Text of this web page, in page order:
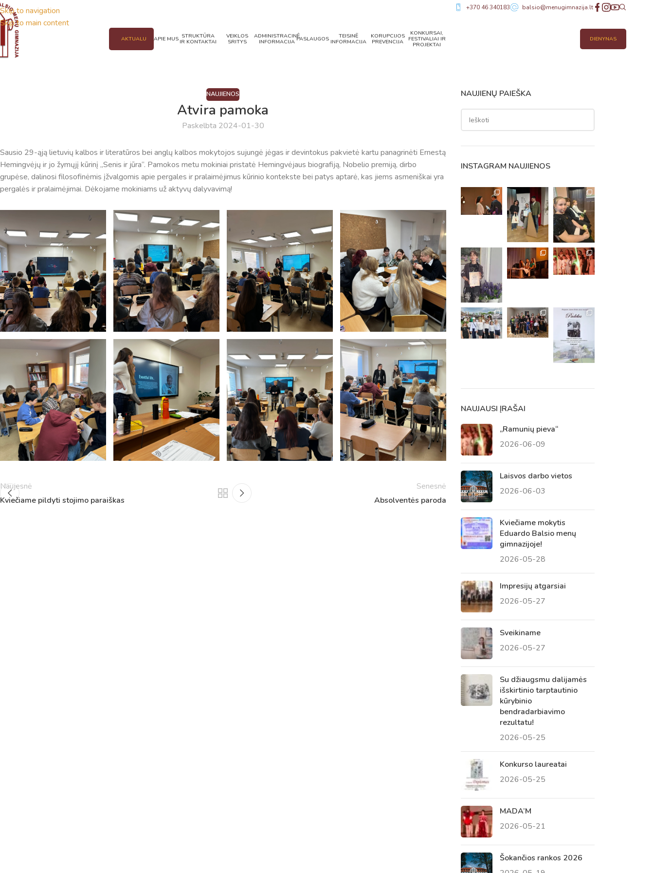
Skip to navigation
Skip to main content
+370 46 340183 balsio@menugimnazija.lt
AKTUALU
Pamokų laikas
Pamoka Pradžia
Pabaiga
1
8:00
8:45
2
8:55
9:40
3
9:50
10:35
4
10:50
11:35
5
11:55
13:00
13:45
Tvarkaraščiai
Bendrojo ugdymo pamokų tvarkaraštis 2025-2026 m. m.
Pradinių klasių pamokų tvarkaraštis 2025-2026 m. m.
Atostogos
2025 - 2026 mokslo metų atostogos
Netradicinio ugdymo dienos, atvirų durų dienos, tėvų susirinkimai
2025 - 2026 mokslo metų netradicinio ugdymo dienos, atvirų durų dienos, tėvų
Veiklos ir renginių planas
2025 - 2026 mokslo metų veiklos ir enginių planas
APIE MUS STRUKTŪRA
IR KONTAKTAI
VEIKLOS
SRITYS
ADMINISTRACINĖ
INFORMACIJA PASLAUGOS
TEISINĖ
INFORMACIJA
KORUPCIJOS
PREVENCIJA
KONKURSAI,
FESTIVALIAI IR
PROJEKTAI
DIENYNAS
NAUJIENOS
Atvira pamoka
Paskelbta 2024-01-30
Sausio 29-ąją lietuvių kalbos ir literatūros bei anglų kalbos mokytojos sujungė jėgas ir devintokus pakvietė kartu panagrinėti Ernestą
Hemingvėjų ir jo žymųjį kūrinį „Senis ir jūra“. Pamokos metu mokiniai pristatė Hemingvėjaus biografiją, Nobelio premiją, dirbo
grupėse, dalinosi filosofinėmis įžvalgomis apie pergales ir pralaimėjimus kūrinio kontekste bei patys aptarė, kas jiems asmeniškai yra
pergalės ir pralaimėjimai. Dėkojame mokiniams už aktyvų dalyvavimą!
Naujesnė
Kviečiame pildyti stojimo paraiškas
Senesnė
Absolventės paroda
NAUJIENŲ PAIEŠKA
INSTAGRAM NAUJIENOS
NAUJAUSI ĮRAŠAI
„Ramunių pieva“
2026-06-09
Laisvos darbo vietos
2026-06-03
Kviečiame mokytis
Eduardo Balsio menų
gimnazijoje!
2026-05-28
Impresijų atgarsiai
2026-05-27
Sveikiname
2026-05-27
Su džiaugsmu dalijamės
išskirtinio tarptautinio
kūrybinio
bendradarbiavimo
rezultatu!
2026-05-25
Konkurso laureatai
2026-05-25
MADA’M
2026-05-21
Šokančios rankos 2026
Virtualus asistentas
Sveiki! Taip, aš esu virtualus. Tačiau
dirbtinis intelektas suteikia man galimybę
ne tik analizuoti Jūsų klausimą, bet dar
tobulai atsimenu visą šioje svetainėje